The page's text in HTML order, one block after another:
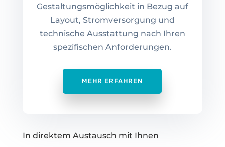
Gestaltungsmöglichkeit in Bezug auf
Layout, Stromversorgung und
technische Ausstattung nach Ihren
spezifischen Anforderungen.
MEHR ERFAHREN
In direktem Austausch mit Ihnen